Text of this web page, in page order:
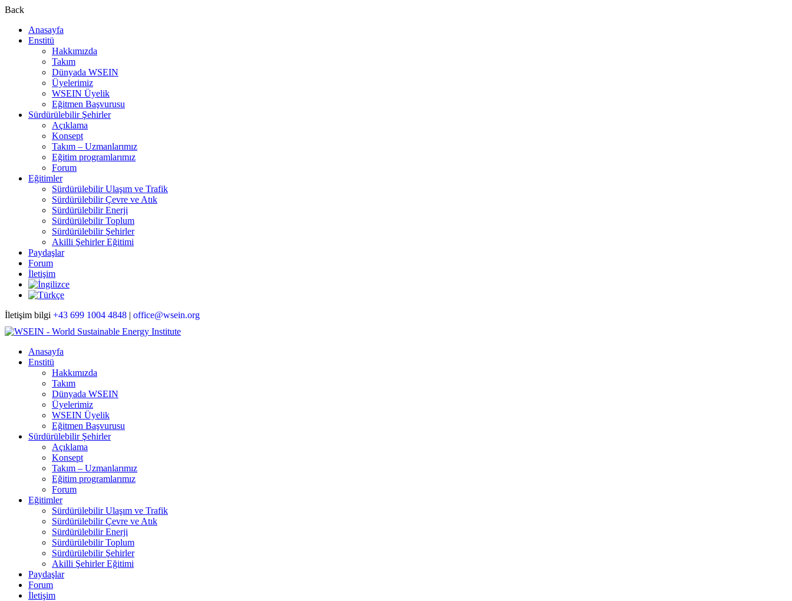
Back
Anasayfa
Enstitü
Hakkımızda
Takım
Dünyada WSEIN
Üyelerimiz
WSEIN Üyelik
Eğitmen Başvurusu
Sürdürülebilir Şehirler
Açıklama
Konsept
Takım – Uzmanlarımız
Eğitim programlarımız
Forum
Eğitimler
Sürdürülebilir Ulaşım ve Trafik
Sürdürülebilir Çevre ve Atık
Sürdürülebilir Enerji
Sürdürülebilir Toplum
Sürdürülebilir Şehirler
Akilli Şehirler Eğitimi
Paydaşlar
Forum
İletişim
İletişim bilgi +43 699 1004 4848 | office@wsein.org
Anasayfa
Enstitü
Hakkımızda
Takım
Dünyada WSEIN
Üyelerimiz
WSEIN Üyelik
Eğitmen Başvurusu
Sürdürülebilir Şehirler
Açıklama
Konsept
Takım – Uzmanlarımız
Eğitim programlarımız
Forum
Eğitimler
Sürdürülebilir Ulaşım ve Trafik
Sürdürülebilir Çevre ve Atık
Sürdürülebilir Enerji
Sürdürülebilir Toplum
Sürdürülebilir Şehirler
Akilli Şehirler Eğitimi
Paydaşlar
Forum
İletişim